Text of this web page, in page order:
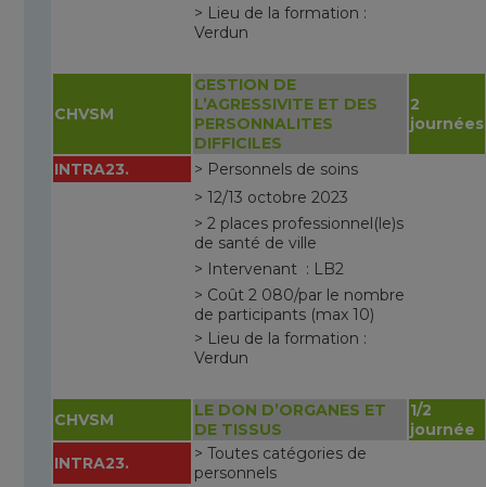
> Lieu de la formation :
Verdun
CHVSM
GESTION DE
L’AGRESSIVITE ET DES
PERSONNALITES
DIFFICILES
2
journées
INTRA23.
> Personnels de soins
> 12/13 octobre 2023
> 2 places professionnel(le)s
de santé de ville
> Intervenant : LB2
> Coût 2 080/par le nombre
de participants (max 10)
> Lieu de la formation :
Verdun
CHVSM
LE DON D’ORGANES ET
DE TISSUS
1/2
journée
INTRA23.
> Toutes catégories de
personnels